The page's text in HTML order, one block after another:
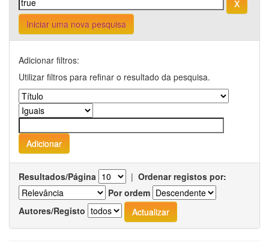
Iniciar uma nova pesquisa
Adicionar filtros:
Utilizar filtros para refinar o resultado da pesquisa.
Resultados/Página | Ordenar registos por:
Por ordem
Autores/Registo